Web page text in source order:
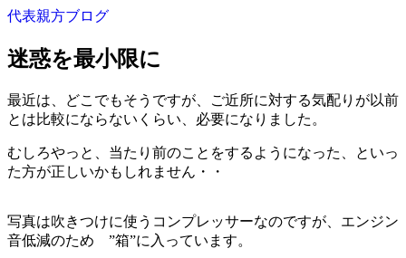
代表親方ブログ
迷惑を最小限に
最近は、どこでもそうですが、ご近所に対する気配りが以前
とは比較にならないくらい、必要になりました。
むしろやっと、当たり前のことをするようになった、といっ
た方が正しいかもしれません・・
写真は吹きつけに使うコンプレッサーなのですが、エンジン
音低減のため ”箱”に入っています。